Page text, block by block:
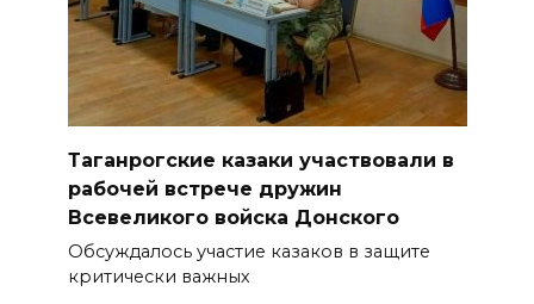
Таганрогские казаки участвовали в
рабочей встрече дружин
Всевеликого войска Донского
Обсуждалось участие казаков в защите
критически важных